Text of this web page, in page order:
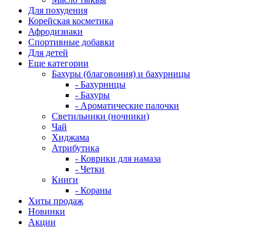
Для похудения
Корейская косметика
Афродизиаки
Спортивные добавки
Для детей
Еще категории
Бахуры (благовония) и бахурницы
- Бахурницы
- Бахуры
- Ароматические палочки
Светильники (ночники)
Чай
Хиджама
Атрибутика
- Коврики для намаза
- Четки
Книги
- Кораны
Хиты продаж
Новинки
Акции